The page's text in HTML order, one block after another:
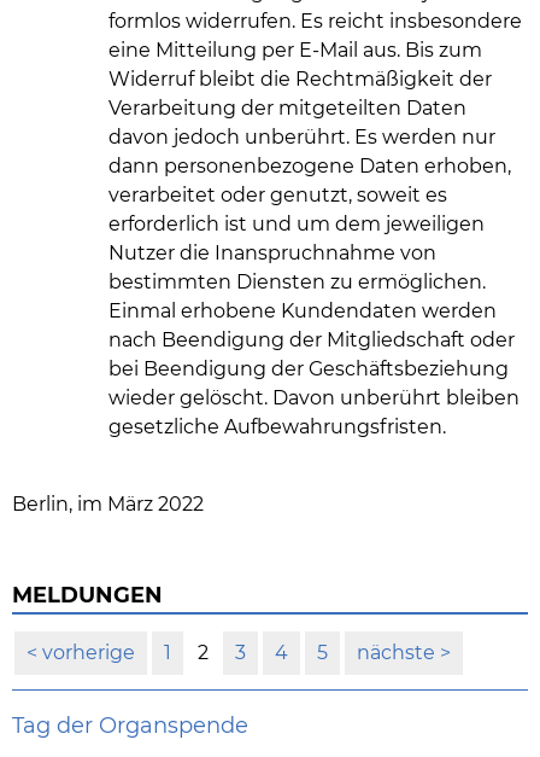
formlos widerrufen. Es reicht insbesondere
eine Mitteilung per E-Mail aus. Bis zum
Widerruf bleibt die Rechtmäßigkeit der
Verarbeitung der mitgeteilten Daten
davon jedoch unberührt. Es werden nur
dann personenbezogene Daten erhoben,
verarbeitet oder genutzt, soweit es
erforderlich ist und um dem jeweiligen
Nutzer die Inanspruchnahme von
bestimmten Diensten zu ermöglichen.
Einmal erhobene Kundendaten werden
nach Beendigung der Mitgliedschaft oder
bei Beendigung der Geschäftsbeziehung
wieder gelöscht. Davon unberührt bleiben
gesetzliche Aufbewahrungsfristen.
Berlin, im März 2022
MELDUNGEN
vorherige 1 2 3 4 5 nächste
Tag der Organspende